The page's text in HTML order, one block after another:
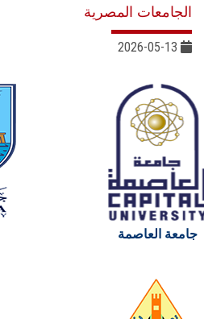
الجامعات المصرية
جامعة العاصمة